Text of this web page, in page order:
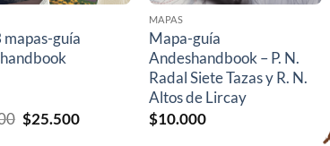
mapas-guía
El
precio
$25.500El
MAPAS
Mapa-guía
Andeshandbook – P. N.
Radal Siete Tazas y R. N.
Altos de Lircay
$10.000